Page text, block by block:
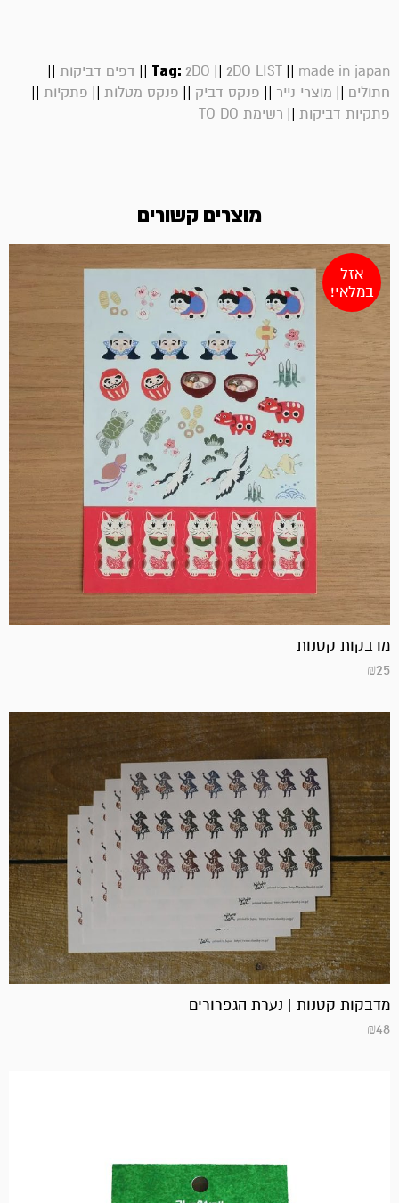
Tag: 2DO || 2DO LIST || made in japan
|| דפים דביקות ||
חתולים || מוצרי נייר || פנקס דביק || פנקס מטלות || פתקיות ||
פתקיות דביקות || רשימת TO DO
מוצרים קשורים
אזל
במלאי!
מדבקות קטנות
₪25
מדבקות קטנות | נערת הגפרורים
₪48